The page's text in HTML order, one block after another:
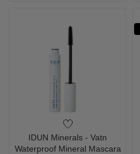
IDUN Minerals - Vatn
Waterproof Mineral Mascara